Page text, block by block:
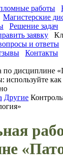
работы
Магистерские
Решение задач
заявку
и ответы
Контакты
по дисциплине
используйте
Другие